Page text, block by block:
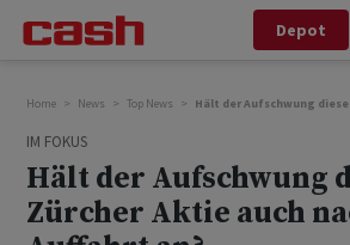
Depot
Home News Top News Hält der Aufschwung
IM FOKUS
Hält der Aufschwung
Zürcher Aktie auch